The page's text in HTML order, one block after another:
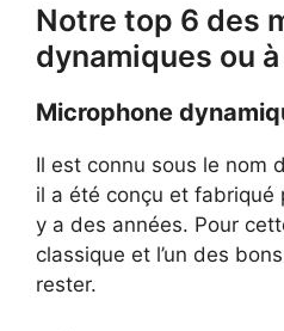
Notre top 6 des
dynamiques ou
Microphone
Il est connu sous le nom
il a été conçu et fabriqué
y a des années. Pour
classique et l’un des
rester.